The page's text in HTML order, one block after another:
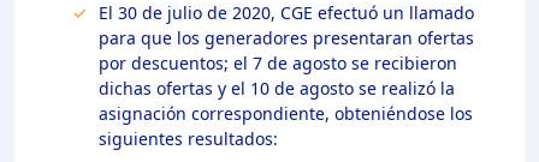
El 30 de julio de 2020, CGE efectuó un llamado
para que los generadores presentaran ofertas
por descuentos; el 7 de agosto se recibieron
dichas ofertas y el 10 de agosto se realizó la
asignación correspondiente, obteniéndose los
siguientes resultados: